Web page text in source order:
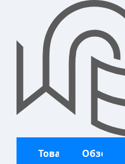
содержимому
Товары Обзоры